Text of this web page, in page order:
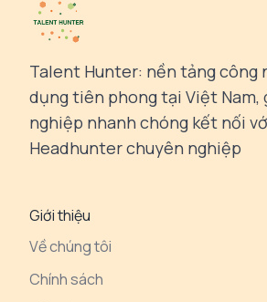
Talent Hunter: nền tảng công
dụng tiên phong tại Việt Nam,
nghiệp nhanh chóng kết nối
Headhunter chuyên nghiệp
Giới thiệu
Về chúng tôi
Chính sách